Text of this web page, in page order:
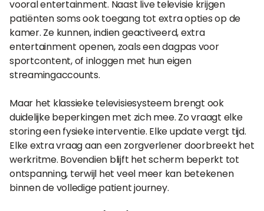
vooral entertainment. Naast live televisie krijgen
patiënten soms ook toegang tot extra opties op de
kamer. Ze kunnen, indien geactiveerd, extra
entertainment openen, zoals een dagpas voor
sportcontent, of inloggen met hun eigen
streamingaccounts.
Maar het klassieke televisiesysteem brengt ook
duidelijke beperkingen met zich mee. Zo vraagt elke
storing een fysieke interventie. Elke update vergt tijd.
Elke extra vraag aan een zorgverlener doorbreekt het
werkritme. Bovendien blijft het scherm beperkt tot
ontspanning, terwijl het veel meer kan betekenen
binnen de volledige patient journey.